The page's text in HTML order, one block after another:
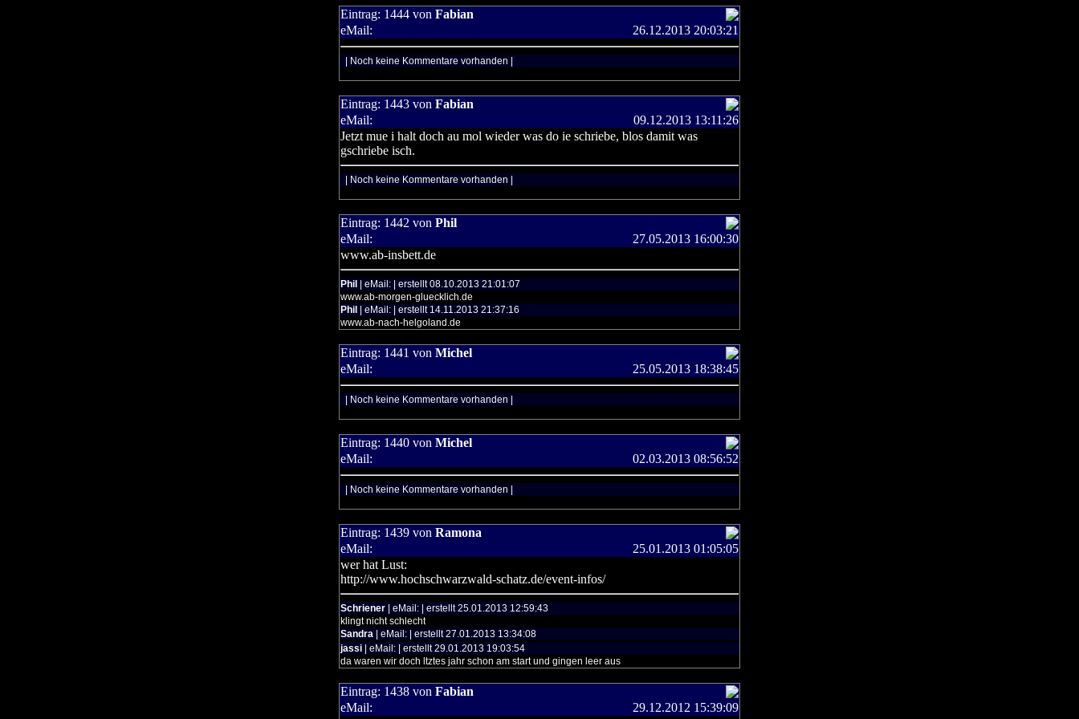
Eintrag: 1444 von Fabian
eMail:
26.12.2013 20:03:21
| Noch keine Kommentare vorhanden |
Eintrag: 1443 von Fabian
eMail:
09.12.2013 13:11:26
Jetzt mue i halt doch au mol wieder was do ie schriebe, blos damit was
gschriebe isch.
| Noch keine Kommentare vorhanden |
Eintrag: 1442 von Phil
eMail:
27.05.2013 16:00:30
www.ab-insbett.de
Phil
| eMail: | erstellt 08.10.2013 21:01:07
www.ab-morgen-gluecklich.de
Phil
| eMail: | erstellt 14.11.2013 21:37:16
www.ab-nach-helgoland.de
Eintrag: 1441 von Michel
eMail:
25.05.2013 18:38:45
| Noch keine Kommentare vorhanden |
Eintrag: 1440 von Michel
eMail:
02.03.2013 08:56:52
| Noch keine Kommentare vorhanden |
Eintrag: 1439 von Ramona
eMail:
25.01.2013 01:05:05
wer hat Lust:
http://www.hochschwarzwald-schatz.de/event-infos/
Schriener | eMail: | erstellt 25.01.2013 12:59:43
klingt nicht schlecht
Sandra | eMail: | erstellt 27.01.2013 13:34:08
jassi | eMail: | erstellt 29.01.2013 19:03:54
da waren wir doch ltztes jahr schon am start und gingen leer aus
Eintrag: 1438 von Fabian
eMail:
29.12.2012 15:39:09